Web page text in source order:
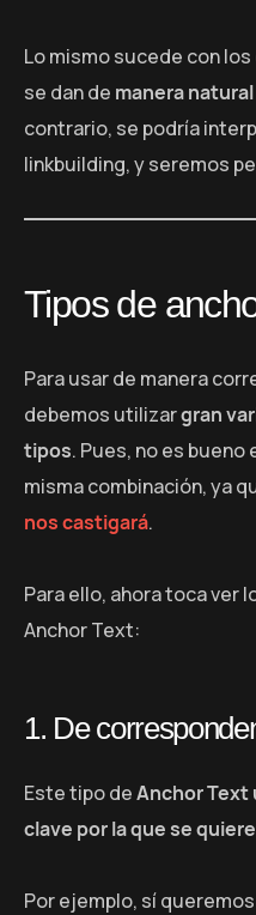
Lo mismo sucede con
se dan de manera natural
contrario, se podría
linkbuilding, y seremos
Tipos de
Para usar de manera
debemos utilizargran
tipos. Pues, no es
misma combinación, ya
nos castigará.
Para ello, ahora toca ver
Anchor Text:
1. De
Este tipo deAnchor Text
clave por la que se
Por ejemplo, sí